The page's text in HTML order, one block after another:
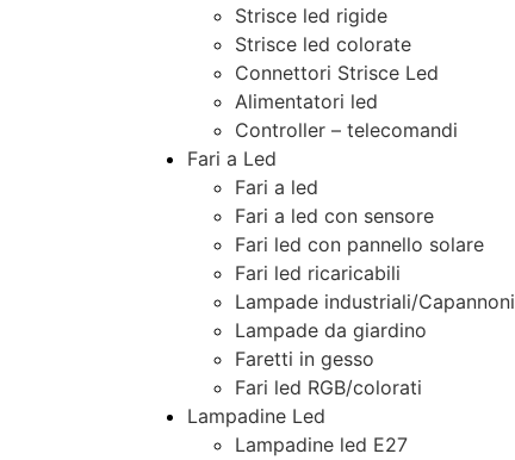
Strisce led rigide
Strisce led colorate
Connettori Strisce Led
Alimentatori led
Controller – telecomandi
Fari a Led
Fari a led
Fari a led con sensore
Fari led con pannello solare
Fari led ricaricabili
Lampade industriali/Capannoni
Lampade da giardino
Faretti in gesso
Fari led RGB/colorati
Lampadine Led
Lampadine led E27